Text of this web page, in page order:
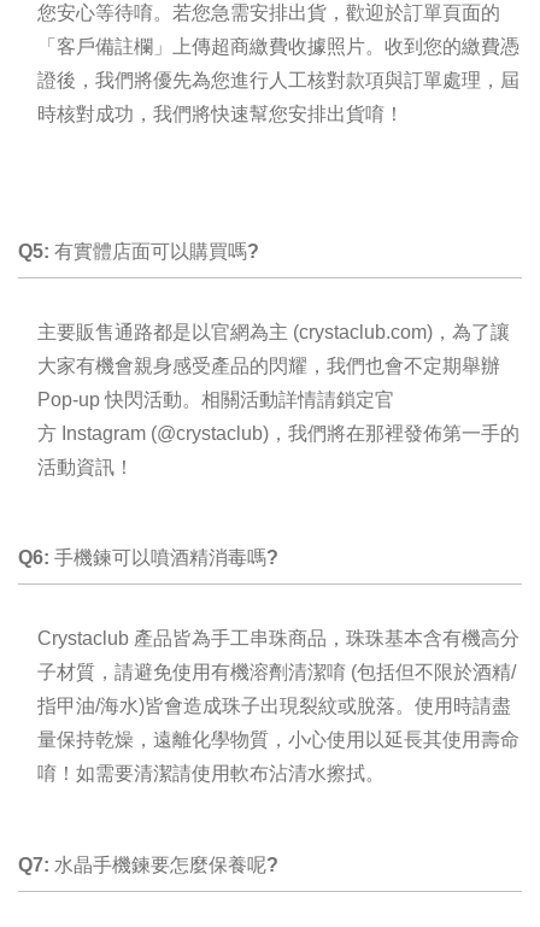
您安心等待唷。若您急需安排出貨，歡迎於訂單頁面的
「客戶備註欄」上傳超商繳費收據照片。收到您的繳費憑
證後，我們將優先為您進行人工核對款項與訂單處理，屆
時核對成功，我們將快速幫您安排出貨唷！
Q5: 有實體店面可以購買嗎?
主要販售通路都是以官網為主 (crystaclub.com)， 為了讓
大家有機會親身感受產品的閃耀，我們也會不定期舉辦
Pop-up 快閃活動。相關活動詳情請鎖定官
方 Instagram (@crystaclub) ， 我們將在那裡發佈第一手的
活動資訊 ！
Q6: 手機鍊可以噴酒精消毒嗎?
Crystaclub 產品皆為手工串珠商品，珠珠基本含有機高分
子材質，請避免使用有機溶劑清潔唷 (包括但不限於酒精/
指甲油/海水)皆會造成珠子出現裂紋或脫落。使用時請盡
量保持乾燥，遠離化學物質，小心使用以延長其使用壽命
唷！如需要清潔請使用軟布沾清水擦拭。
Q7: 水晶手機鍊要怎麼保養呢?